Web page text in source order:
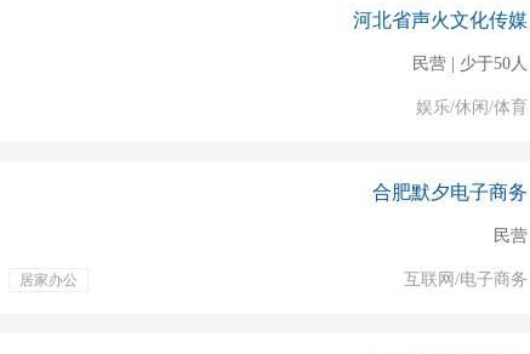
河北省声火文化传媒
民营 | 少于50人
娱乐/休闲/体育
居家办公
合肥默夕电子商务
民营
互联网/电子商务